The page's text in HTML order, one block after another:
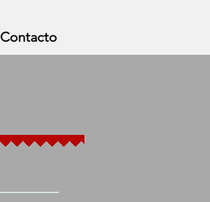
Contacto